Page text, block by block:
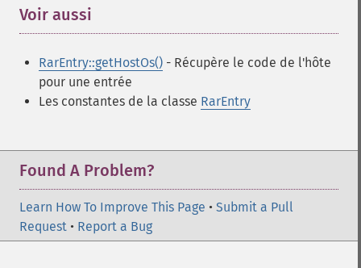
Voir aussi
RarEntry::getHostOs() - Récupère le code de l'hôte
pour une entrée
Les constantes de la classe RarEntry
Found A Problem?
Learn How To Improve This Page • Submit a Pull
Request • Report a Bug